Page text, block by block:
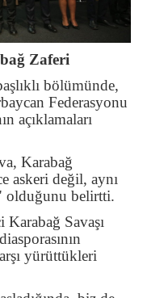
Zaferi
bölümünde,
Federasyonu
açıklamaları
Karabağ
askeri değil, aynı
olduğunu belirtti.
Savaşı
yürüttükleri